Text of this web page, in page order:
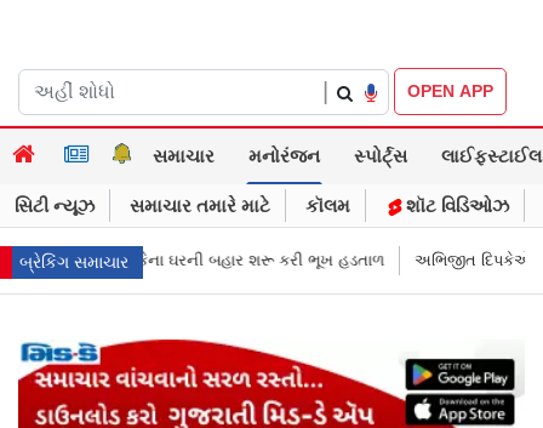
OPEN APP
સમાચાર મનોરંજન સ્પોર્ટ્સ લાઈફસ્ટાઈલ
સિટી ન્યૂઝ સમાચાર તમારે માટે કૉલમ શૉટ વિડિઓઝ
બ્રેકિંગ સમાચાર
કરી ભૂખ હડતાળ અભિજીત દિપકેએ CJPની નવી નીતિ જાહેર કરી,